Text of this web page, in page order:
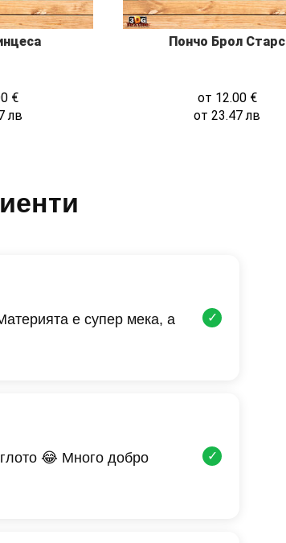
€
лв
Пончо Брол Старс
от 12.00 €
от23.47лв
е супер мека, а
✓
😂 Много добро
✓